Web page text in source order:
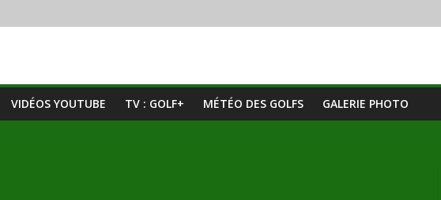
VIDÉOS YOUTUBE TV : GOLF+ MÉTÉO DES GOLFS GALERIE PHOTO